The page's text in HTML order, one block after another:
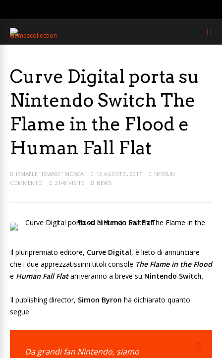
Curve Digital porta su
Nintendo Switch The
Flame in the Flood e
Human Fall Flat
ISMAELE "ISMA92" MOSCA 12 AGOSTO, 2017
NESSUN
COMMENTO
2148 VISITE NEWS
Il pluripremiato editore, Curve Digital, è lieto di annunciare
che i due apprezzatissimi titoli console The Flame in the Flood
e Human Fall Flatarriveranno a breve su Nintendo Switch.
Il publishing director, Simon Byron ha dichiarato quanto
segue:
Da grandi fan Nintendo, siamo